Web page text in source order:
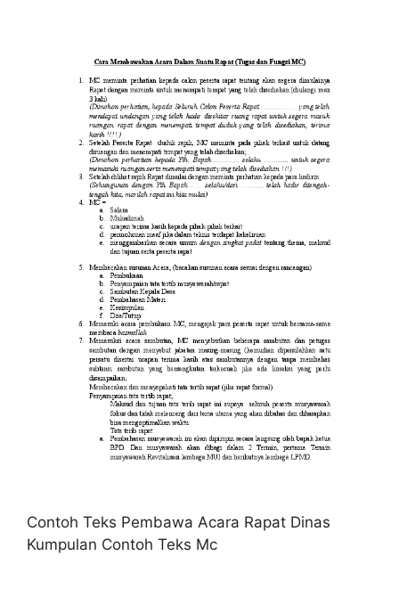
Contoh Teks Pembawa Acara Rapat Dinas
Kumpulan Contoh Teks Mc